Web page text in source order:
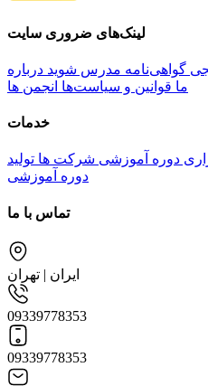
لینک‌های ضروری سایت
گواهی‌نامه مدرس شوید درباره
ما قوانین و سیاست‌ها انجمن ها
خدمات
دوره آموزشی شرکت ها تولید
دوره آموزشی
تماس با ما
ایران | تهران
09339778353
09339778353